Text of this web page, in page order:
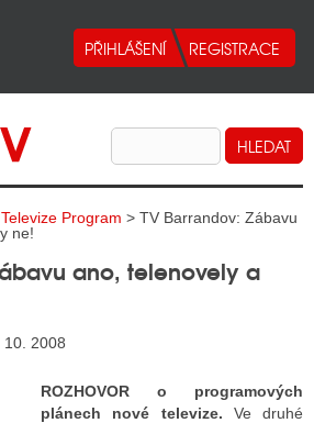
Televize Program > TV Barrandov: Zábavu
ne!
ano, telenovely a
10. 2008
ROZHOVOR o programových
plánech nové televize. Ve druhé